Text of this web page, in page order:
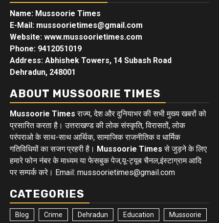
Name: Mussoorie Times
E-Mail: mussoorietimes@gmail.com
Website: www.mussoorietimes.com
Phone: 9412051019
Address: Abhishek Towers, 14 Subash Road
Dehradun, 248001
ABOUT MUSSOORIE TIMES
Mussoorie Times राज्य, देश और दुनियाभर की सभी मुख्य खबरों को
प्रसारित करता है। उत्तराखण्ड की लोक संस्कृति, विरासतों, लोक
परंपराओ के साथ-साथ आर्थिक, सामाजिक राजनीतिक व धार्मिक
गतिविधियों का सजग प्रहरी है। Mussoorie Times से जुड़ने के लिए
हमारे फोन नंबर के माध्यम या फेसबुक पेज,यू-ट्यूब चैनल,इंस्टाग्राम आदि
पर सम्पर्क करे। Email: mussoorietimes@gmail.com
CATEGORIES
Blog Crime Dehradun Education Mussoorie